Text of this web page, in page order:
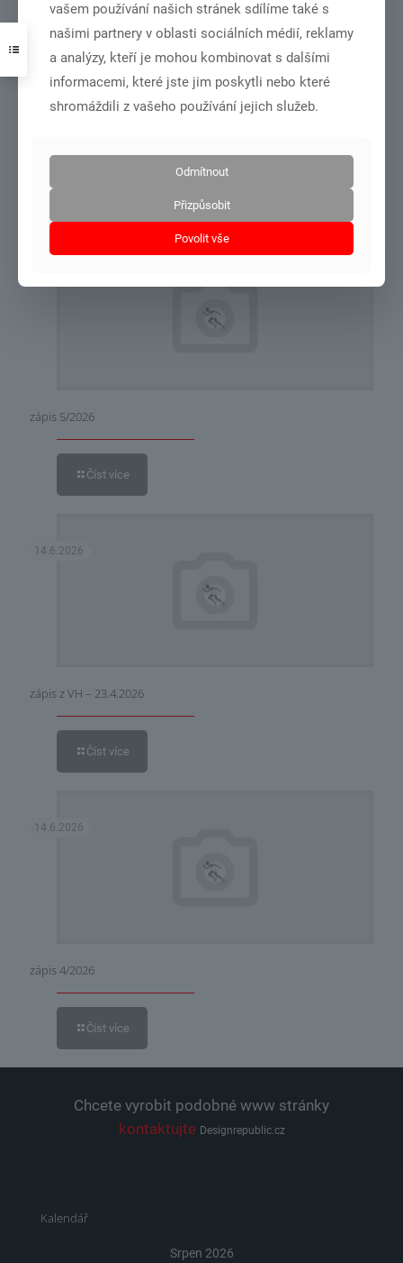
zápis 5/2026
Číst více
14.6.2026
zápis z VH – 23.4.2026
Číst více
14.6.2026
zápis 4/2026
Číst více
Chcete vyrobit podobné www stránky
kontaktujte Designrepublic.cz
Kalendář
Srpen 2026
vašem používání našich stránek sdílíme také s
našimi partnery v oblasti sociálních médií, reklamy
a analýzy, kteří je mohou kombinovat s dalšími
informacemi, které jste jim poskytli nebo které
shromáždili z vašeho používání jejich služeb.
Odmítnout
Přizpůsobit
Povolit vše